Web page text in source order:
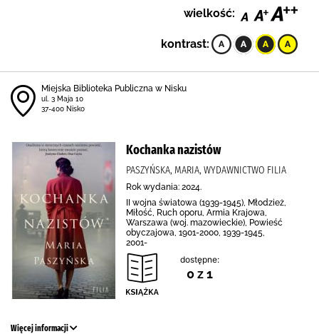
wielkość:
kontrast:
Miejska Biblioteka Publiczna w Nisku
ul. 3 Maja 10
37-400 Nisko
Kochanka nazistów
PASZYŃSKA, MARIA, WYDAWNICTWO FILIA
Rok wydania: 2024.
II wojna światowa (1939-1945), Młodzież,
Miłość, Ruch oporu, Armia Krajowa,
Warszawa (woj. mazowieckie), Powieść
obyczajowa, 1901-2000, 1939-1945,
2001-
dostępne:
0 z 1
Więcej informacji